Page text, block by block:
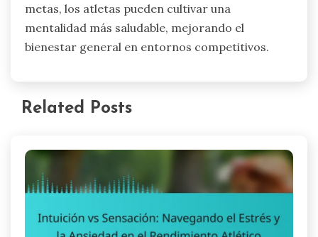
metas, los atletas pueden cultivar una
mentalidad más saludable, mejorando el
bienestar general en entornos competitivos.
Related Posts